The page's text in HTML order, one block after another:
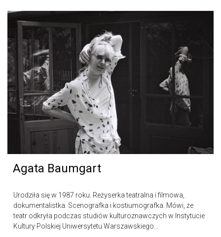
Agata Baumgart
Urodziła się w 1987 roku. Reżyserka teatralna i filmowa,
dokumentalistka. Scenografka i kostiumografka. Mówi, że
teatr odkryła podczas studiów kulturoznawczych w Instytucie
Kultury Polskiej Uniwersytetu Warszawskiego...